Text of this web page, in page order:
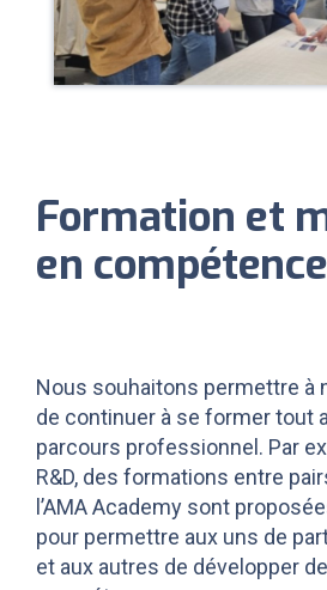
Formation et
en
Nous souhaitons permettre à
de continuer à se former tout
parcours professionnel. Par
R&D, des formations entre
l’AMA Academy sont
pour permettre aux uns de
et aux autres de développer